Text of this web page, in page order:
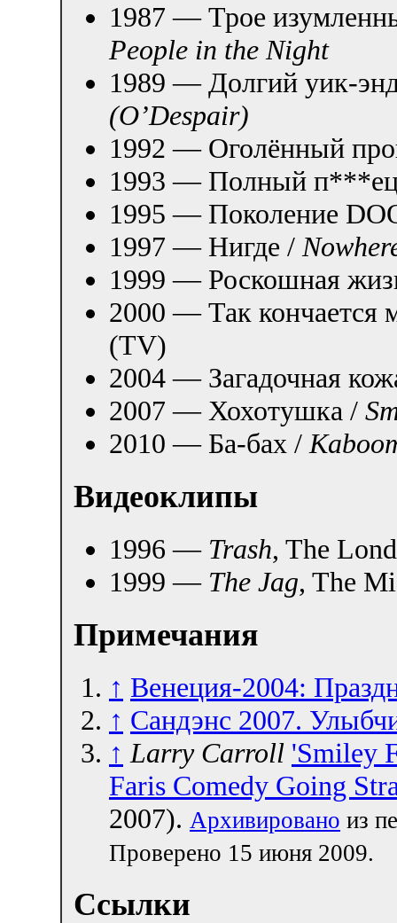
1987 — Трое
People in the Night
1989 — Долгий уик-
(O’Despair)
1992 — Оголённый
1993 — Полный
1995 — Поколение
1997 — Нигде /
1999 — Роскошная
2000 — Так кончается
(TV)
2004 — Загадочная
2007 — Хохотушка /
2010 — Ба-бах /
Видеоклипы
1996 — Trash, The
1999 — The Jag, The
Примечания
↑ Венеция-2004:
↑ Сандэнс 2007.
↑ Larry Carroll 'Smiley
Faris Comedy Going
2007). Архивировано из
Проверено 15 июня 2009.
Ссылки